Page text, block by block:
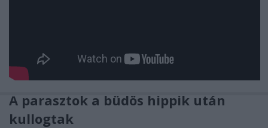
A parasztok a büdös hippik után
kullogtak